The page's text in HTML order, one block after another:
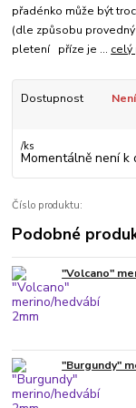
přadénko může být
(dle způsobu
pletení příze je ... celý
Dostupnost
/ks
Momentálně není k
Číslo produktu:
Podobné
"Volcano"
"Burgundy"